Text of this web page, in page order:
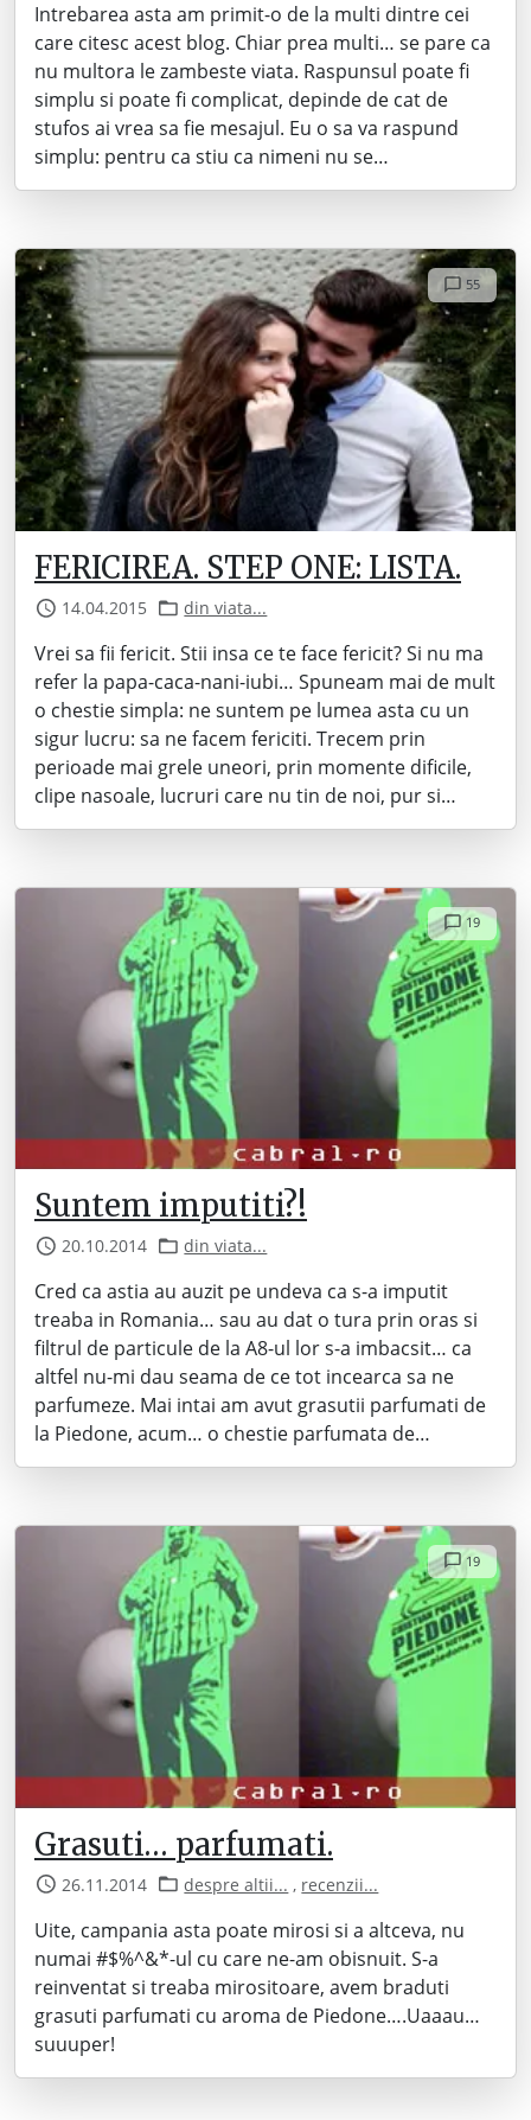
Intrebarea asta am primit-o de la multi dintre cei
care citesc acest blog. Chiar prea multi… se pare ca
nu multora le zambeste viata. Raspunsul poate fi
simplu si poate fi complicat, depinde de cat de
stufos ai vrea sa fie mesajul. Eu o sa va raspund
simplu: pentru ca stiu ca nimeni nu se…
55
FERICIREA. STEP ONE: LISTA.
14.04.2015 din viata...
Vrei sa fii fericit. Stii insa ce te face fericit? Si nu ma
refer la papa-caca-nani-iubi… Spuneam mai de mult
o chestie simpla: ne suntem pe lumea asta cu un
sigur lucru: sa ne facem fericiti. Trecem prin
perioade mai grele uneori, prin momente dificile,
clipe nasoale, lucruri care nu tin de noi, pur si…
19
Suntem imputiti?!
20.10.2014 din viata...
Cred ca astia au auzit pe undeva ca s-a imputit
treaba in Romania… sau au dat o tura prin oras si
filtrul de particule de la A8-ul lor s-a imbacsit… ca
altfel nu-mi dau seama de ce tot incearca sa ne
parfumeze. Mai intai am avut grasutii parfumati de
la Piedone, acum… o chestie parfumata de…
19
Grasuti… parfumati.
26.11.2014 despre altii... , recenzii...
Uite, campania asta poate mirosi si a altceva, nu
numai #$%^&*-ul cu care ne-am obisnuit. S-a
reinventat si treaba mirositoare, avem braduti
grasuti parfumati cu aroma de Piedone….Uaaau…
suuuper!